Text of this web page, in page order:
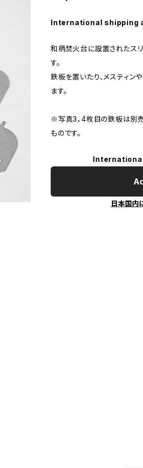
International shipping
和柄焚火台に設置されたス
す。
鉄板を置いたり、メスティン
ます。
※写真3，4枚目の鉄板は別
ものです。
日本国内